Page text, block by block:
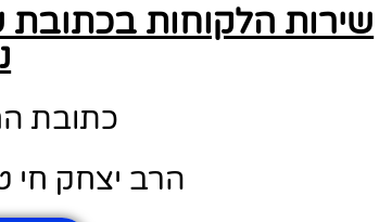
שירות הלקוחות בכתובת
כתובת
הרב יצחק חי טייב 22,